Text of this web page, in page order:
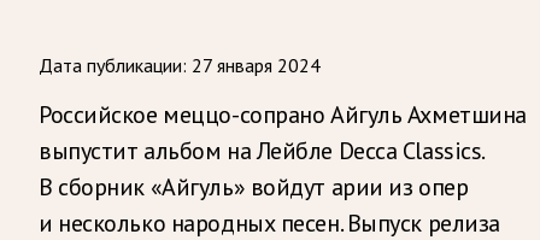
Дата публикации: 27 января 2024
Российское меццо-сопрано Айгуль Ахметшина
выпустит альбом на Лейбле Decca Classics.
В сборник «Айгуль» войдут арии из опер
и несколько народных песен. Выпуск релиза